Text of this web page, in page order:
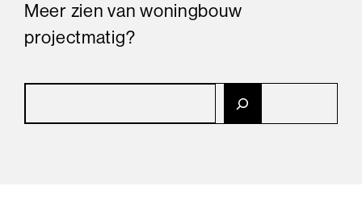
Meer zien van woningbouw
projectmatig?